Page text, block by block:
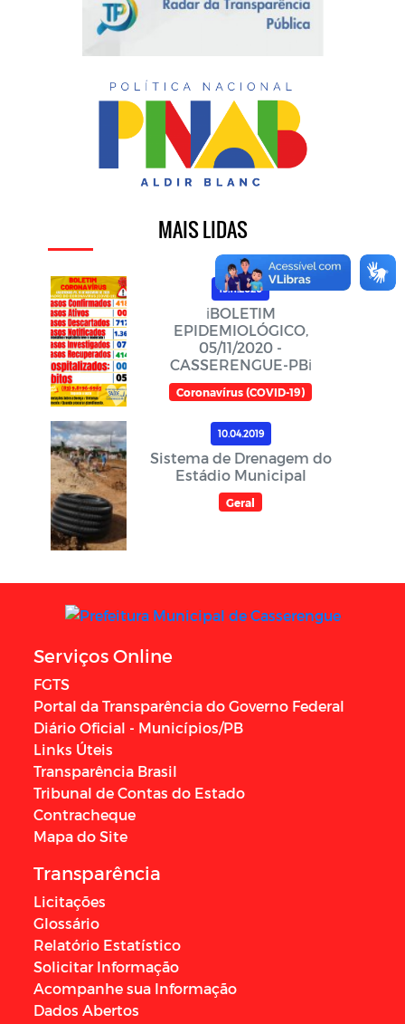
MAIS LIDAS
19.11.2020
ℹ️BOLETIM
EPIDEMIOLÓGICO,
05/11/2020 -
CASSERENGUE-PBℹ️
Coronavírus (COVID-19)
10.04.2019
Sistema de Drenagem do
Estádio Municipal
Geral
Serviços Online
FGTS
Portal da Transparência do Governo Federal
Diário Oficial - Municípios/PB
Links Úteis
Transparência Brasil
Tribunal de Contas do Estado
Contracheque
Mapa do Site
Transparência
Licitações
Glossário
Relatório Estatístico
Solicitar Informação
Acompanhe sua Informação
Dados Abertos